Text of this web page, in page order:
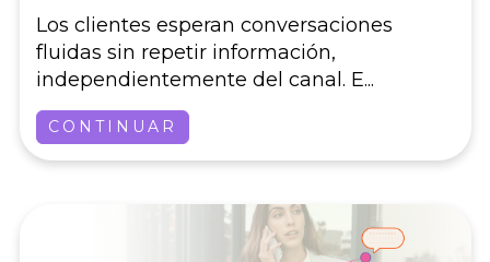
Los clientes esperan conversaciones
fluidas sin repetir información,
independientemente del canal. E...
CONTINUAR